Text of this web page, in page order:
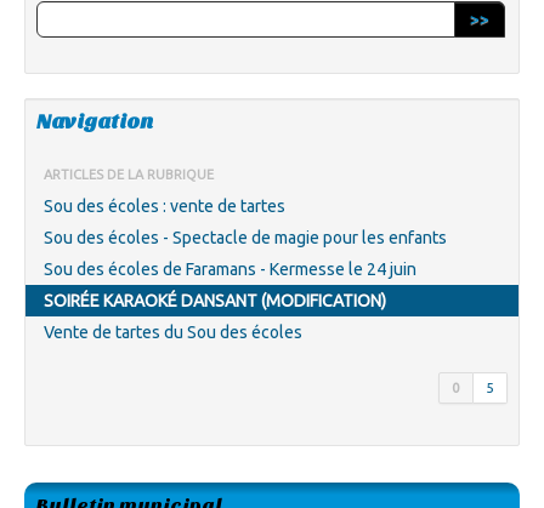
>>
Navigation
ARTICLES DE LA RUBRIQUE
Sou des écoles : vente de tartes
Sou des écoles - Spectacle de magie pour les enfants
Sou des écoles de Faramans - Kermesse le 24 juin
SOIRÉE KARAOKÉ DANSANT (MODIFICATION)
Vente de tartes du Sou des écoles
0 5